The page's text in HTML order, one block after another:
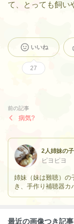
て、とっても飼い
いいね
27
前の記事
病気?
2人姉妹の子
ピヨピヨ
姉妹（妹は難聴）の
き、手作り補聴器カ
最近の画像つき記事